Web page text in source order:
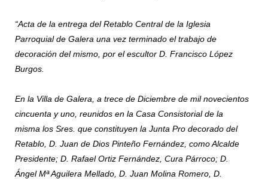
“Acta de la entrega del Retablo Central de la Iglesia
Parroquial de Galera una vez terminado el trabajo de
decoración del mismo, por el escultor D. Francisco López
Burgos.
En la Villa de Galera, a trece de Diciembre de mil novecientos
cincuenta y uno, reunidos en la Casa Consistorial de la
misma los Sres. que constituyen la Junta Pro decorado del
Retablo, D. Juan de Dios Pinteño Fernández, como Alcalde
Presidente; D. Rafael Ortiz Fernández, Cura Párroco; D.
Ángel Mª Aguilera Mellado, D. Juan Molina Romero, D.